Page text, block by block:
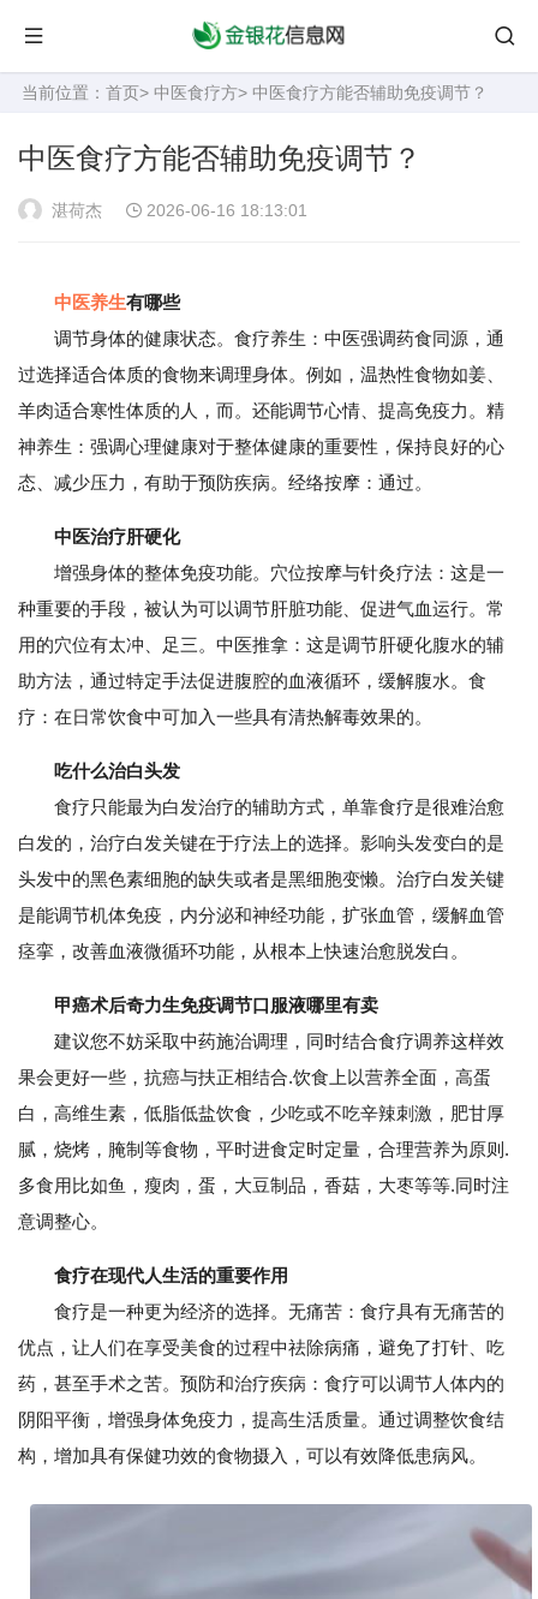
当前位置： 首页> 中医食疗方> 中医食疗方能否辅助免疫调节？
中医食疗方能否辅助免疫调节？
湛荷杰 2026-06-16 18:13:01
中医养生有哪些
调节身体的健康状态。食疗养生：中医强调药食同源，通
过选择适合体质的食物来调理身体。例如，温热性食物如姜、
羊肉适合寒性体质的人，而。还能调节心情、提高免疫力。精
神养生：强调心理健康对于整体健康的重要性，保持良好的心
态、减少压力，有助于预防疾病。经络按摩：通过。
中医治疗肝硬化
增强身体的整体免疫功能。穴位按摩与针灸疗法：这是一
种重要的手段，被认为可以调节肝脏功能、促进气血运行。常
用的穴位有太冲、足三。中医推拿：这是调节肝硬化腹水的辅
助方法，通过特定手法促进腹腔的血液循环，缓解腹水。食
疗：在日常饮食中可加入一些具有清热解毒效果的。
吃什么治白头发
食疗只能最为白发治疗的辅助方式，单靠食疗是很难治愈
白发的，治疗白发关键在于疗法上的选择。影响头发变白的是
头发中的黑色素细胞的缺失或者是黑细胞变懒。治疗白发关键
是能调节机体免疫，内分泌和神经功能，扩张血管，缓解血管
痉挛，改善血液微循环功能，从根本上快速治愈脱发白。
甲癌术后奇力生免疫调节口服液哪里有卖
建议您不妨采取中药施治调理，同时结合食疗调养这样效
果会更好一些，抗癌与扶正相结合.饮食上以营养全面，高蛋
白，高维生素，低脂低盐饮食，少吃或不吃辛辣刺激，肥甘厚
腻，烧烤，腌制等食物，平时进食定时定量，合理营养为原则.
多食用比如鱼，瘦肉，蛋，大豆制品，香菇，大枣等等.同时注
意调整心。
食疗在现代人生活的重要作用
食疗是一种更为经济的选择。无痛苦：食疗具有无痛苦的
优点，让人们在享受美食的过程中祛除病痛，避免了打针、吃
药，甚至手术之苦。预防和治疗疾病：食疗可以调节人体内的
阴阳平衡，增强身体免疫力，提高生活质量。通过调整饮食结
构，增加具有保健功效的食物摄入，可以有效降低患病风。